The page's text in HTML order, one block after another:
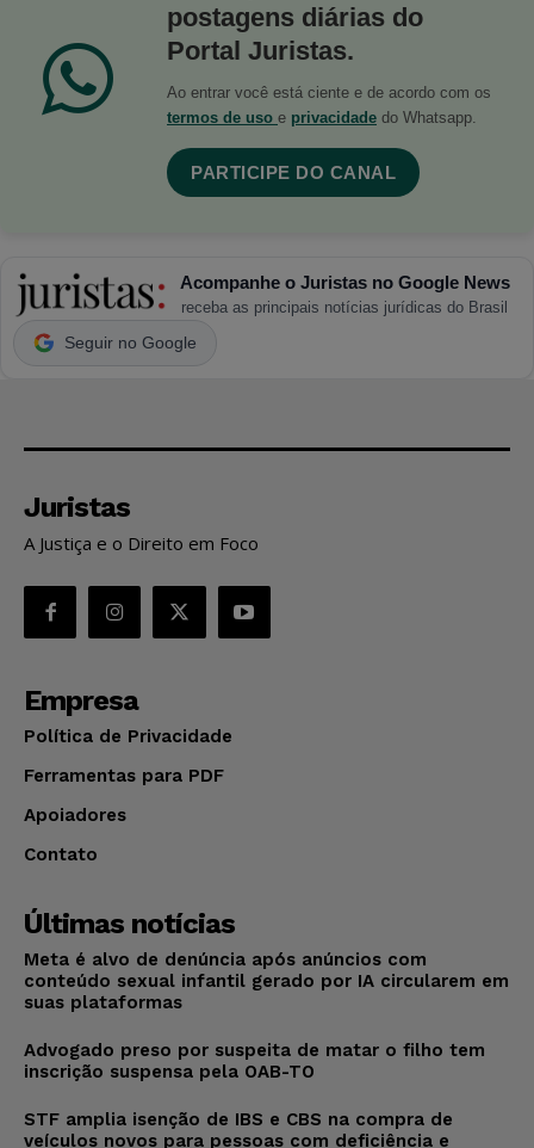
postagens diárias do
Portal Juristas.
Ao entrar você está ciente e de acordo com os
termos de uso e privacidade do Whatsapp.
PARTICIPE DO CANAL
Acompanhe o Juristas no Google News
receba as principais notícias jurídicas do Brasil
Seguir no Google
Juristas
A Justiça e o Direito em Foco
Empresa
Política de Privacidade
Ferramentas para PDF
Apoiadores
Contato
Últimas notícias
Meta é alvo de denúncia após anúncios com
conteúdo sexual infantil gerado por IA circularem em
suas plataformas
Advogado preso por suspeita de matar o filho tem
inscrição suspensa pela OAB-TO
STF amplia isenção de IBS e CBS na compra de
veículos novos para pessoas com deficiência e